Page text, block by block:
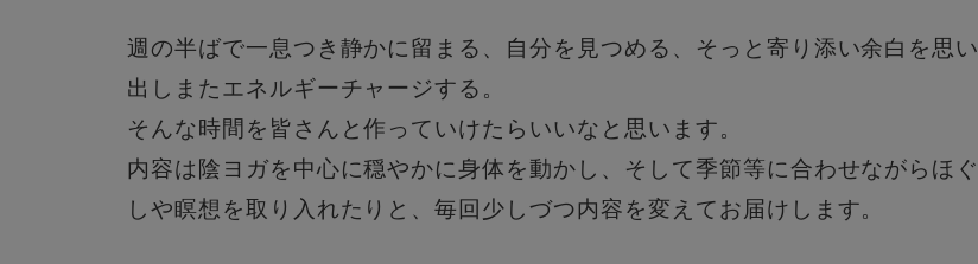
週の半ばで一息つき静かに留まる、自分を見つめる、そっと寄り添い余白を思い
出しまたエネルギーチャージする。
そんな時間を皆さんと作っていけたらいいなと思います。
内容は陰ヨガを中心に穏やかに身体を動かし、そして季節等に合わせながらほぐ
しや瞑想を取り入れたりと、毎回少しづつ内容を変えてお届けします。